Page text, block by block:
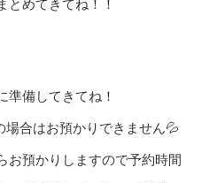
めてきてね！！
準備してきてね！
合はお預かりできません💦
お預かりしますので予約時間